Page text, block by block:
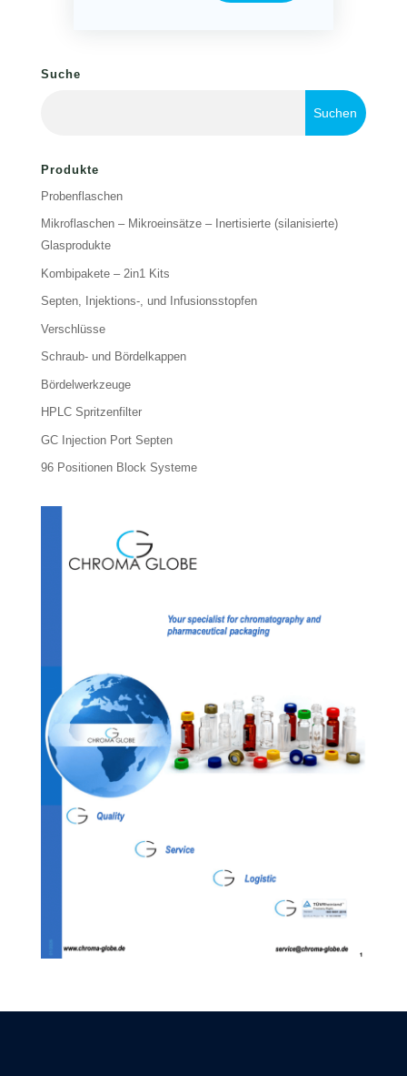
Suche
Produkte
Probenflaschen
Mikroflaschen – Mikroeinsätze – Inertisierte (silanisierte)
Glasprodukte
Kombipakete – 2in1 Kits
Septen, Injektions-, und Infusionsstopfen
Verschlüsse
Schraub- und Bördelkappen
Bördelwerkzeuge
HPLC Spritzenfilter
GC Injection Port Septen
96 Positionen Block Systeme